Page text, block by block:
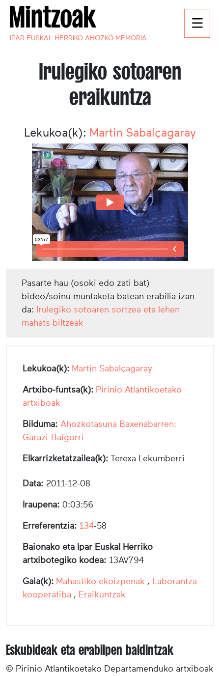
IPAR EUSKAL HERRIKO AHOZKO MEMORIA
Irulegiko sotoaren
eraikuntza
Lekukoa(k): Martin Sabalçagaray
Pasarte hau (osoki edo zati bat)
bideo/soinu muntaketa batean erabilia izan
da: Irulegiko sotoaren sortzea eta lehen
mahats biltzeak
Lekukoa(k): Martin Sabalçagaray
Artxibo-funtsa(k): Pirinio Atlantikoetako
artxiboak
Bilduma: Ahozkotasuna Baxenabarren:
Garazi-Baigorri
Elkarrizketatzailea(k): Terexa Lekumberri
Data: 2011-12-08
Iraupena: 0:03:56
Erreferentzia: 134-58
Baionako eta Ipar Euskal Herriko
artxibotegiko kodea: 13AV794
Gaia(k): Mahastiko ekoizpenak , Laborantza
kooperatiba , Eraikuntzak
Eskubideak eta erabilpen baldintzak
© Pirinio Atlantikoetako Departamenduko artxiboak